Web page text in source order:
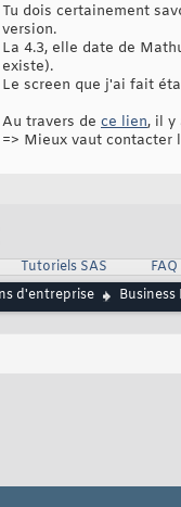
Tu dois certainement
version.
La 4.3, elle date de
existe).
Le screen que j'ai fait
Au travers de ce lien, il y
=> Mieux vaut contacter
Tutoriels SAS FAQ
d'entreprise